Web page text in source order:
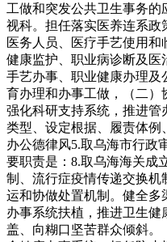
工做和突发公共卫生事务
视科。担任落实医养连系政
医务人员、医疗手艺使用
健康监护、职业病诊断及医
手艺办事、职业健康办理及
育办理和办事工做，（二）
强化科研支持系统，推进
类型、设定根据、履责体例
办公德律风5.取乌海市行政
要职责是：8.取乌海海关成
制、流行症疫情传递交换
运和协做处置机制。健全
办事系统扶植，推进卫生
盖、向糊口坚苦群众倾斜。